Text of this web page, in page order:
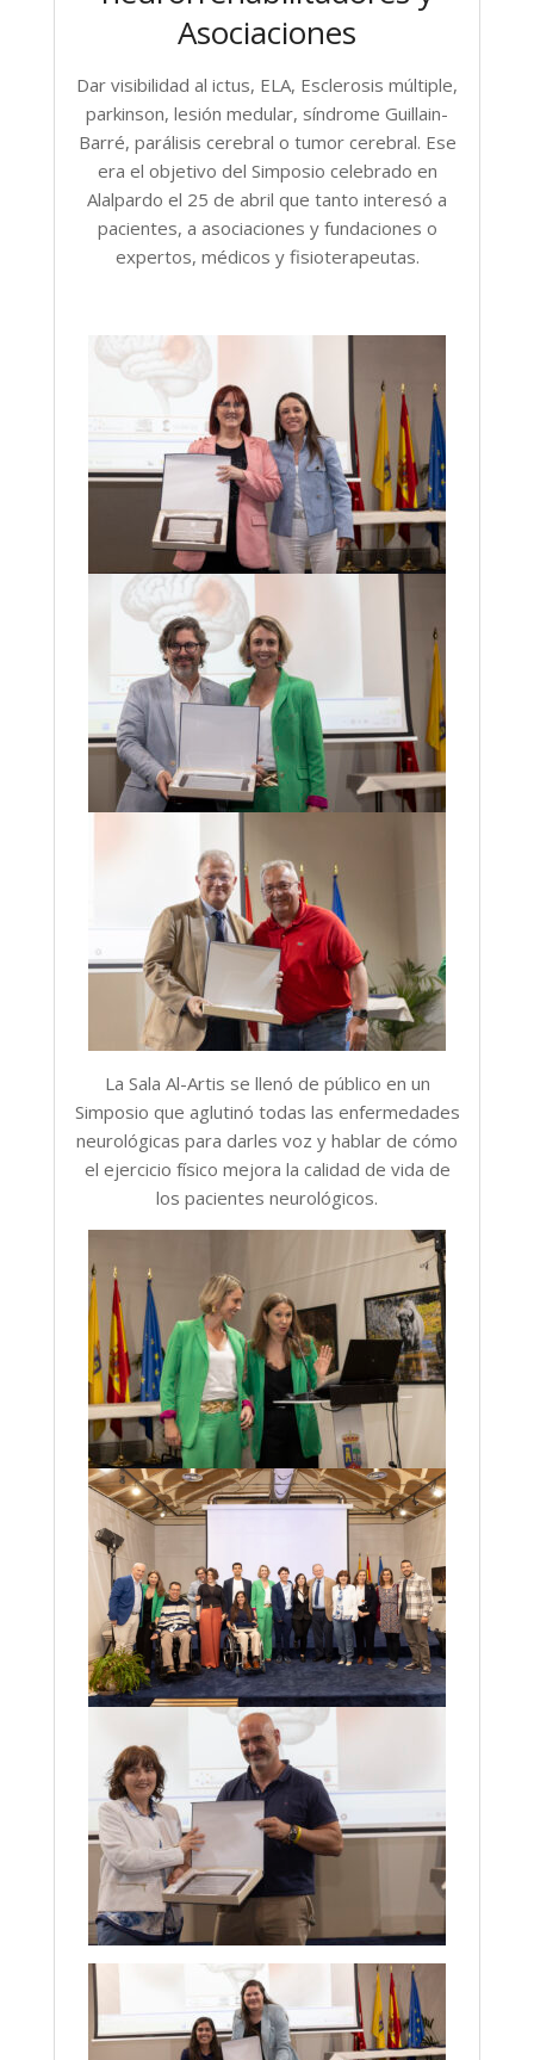
Asociaciones
Dar visibilidad al ictus, ELA, Esclerosis múltiple,
parkinson, lesión medular, síndrome Guillain-
Barré, parálisis cerebral o tumor cerebral. Ese
era el objetivo del Simposio celebrado en
Alalpardo el 25 de abril que tanto interesó a
pacientes, a asociaciones y fundaciones o
expertos, médicos y fisioterapeutas.
La Sala Al-Artis se llenó de público en un
Simposio que aglutinó todas las enfermedades
neurológicas para darles voz y hablar de cómo
el ejercicio físico mejora la calidad de vida de
los pacientes neurológicos.